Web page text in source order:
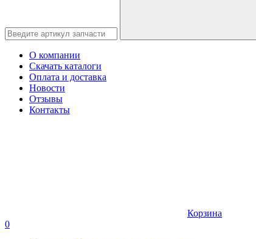
О компании
Скачать каталоги
Оплата и доставка
Новости
Отзывы
Контакты
Корзина
0